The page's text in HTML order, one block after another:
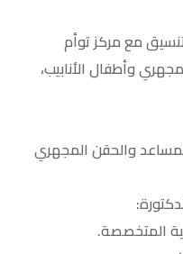
مع مركز توأم
وأطفال الأنابيب،
والحقن المجهري
المتخصصة.